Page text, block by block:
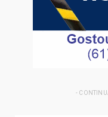
-